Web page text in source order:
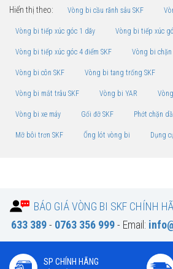
Hiển thị theo: Vòng bi cầu rãnh sâu SKF
Vòng bi tiếp xúc góc 1 dãy Vòng bi tiếp xúc
Vòng bi tiếp xúc góc 4 điểm SKF Vòng bi chặn
Vòng bi côn SKF Vòng bi tang trống SKF
Vòng bi mắt trâu SKF Vòng bi YAR
Vòng bi xe máy Gối đỡ SKF Phớt chặn
Mỡ bôi trơn SKF Ống lót vòng bi Dụng
BÁO GIÁ VÒNG BI SKF CHÍNH
633 389- 0763 356 999- Email:
SP CHÍNH HÃNG